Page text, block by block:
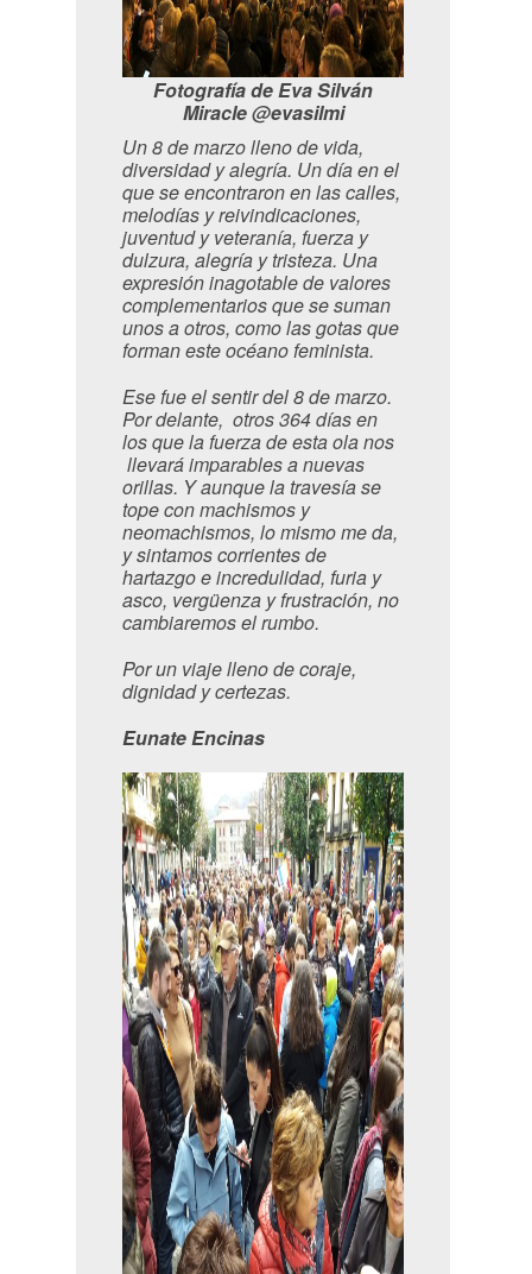
Fotografía de Eva Silván
Miracle @evasilmi
Un 8 de marzo lleno de vida,
diversidad y alegría. Un día en el
que se encontraron en las calles,
melodías y reivindicaciones,
juventud y veteranía, fuerza y
dulzura, alegría y tristeza. Una
expresión inagotable de valores
complementarios que se suman
unos a otros, como las gotas que
forman este océano feminista.
Ese fue el sentir del 8 de marzo.
Por delante, otros 364 días en
los que la fuerza de esta ola nos
llevará imparables a nuevas
orillas. Y aunque la travesía se
tope con machismos y
neomachismos, lo mismo me da,
y sintamos corrientes de
hartazgo e incredulidad, furia y
asco, vergüenza y frustración, no
cambiaremos el rumbo.
Por un viaje lleno de coraje,
dignidad y certezas.
Eunate Encinas